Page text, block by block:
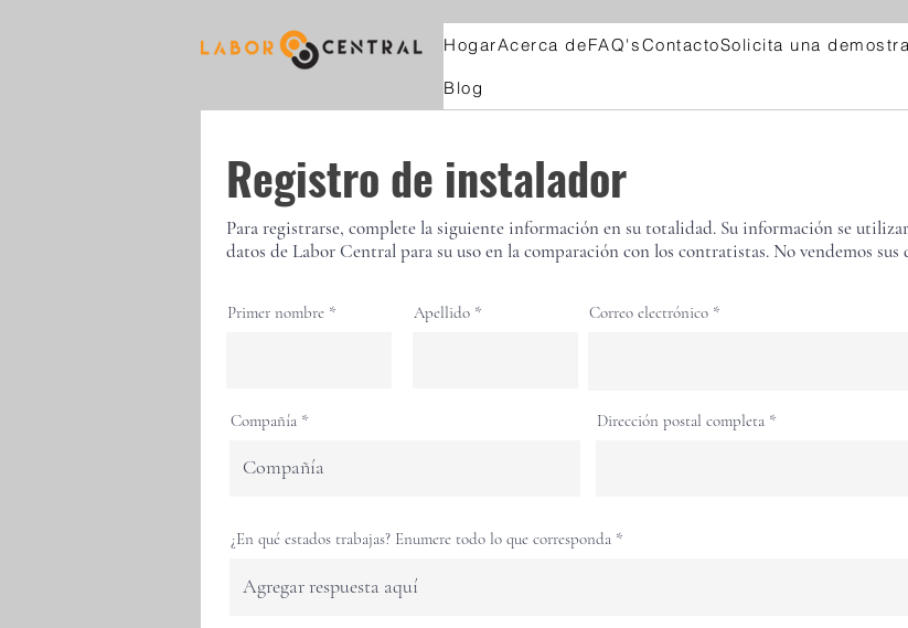
HogarAcerca deFAQ'sContactoSolicita una
Blog
Registro de instalador
Para registrarse, complete la siguiente información en su totalidad. Su información se
datos de Labor Central para su uso en la comparación con los contratistas. No vendemos sus
Primer nombre Apellido Correo electrónico
Compañía Dirección postal completa
¿En qué estados trabajas? Enumere todo lo que corresponda